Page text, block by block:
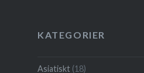
KATEGORIER
Asiatiskt(18)